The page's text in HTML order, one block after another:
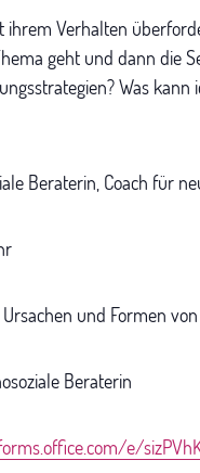
Verhalten
geht und dann die
Was
Beraterin, Coach für
und Formen
Beraterin
e/